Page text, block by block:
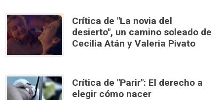
Crítica de "La novia del
desierto", un camino soleado de
Cecilia Atán y Valeria Pivato
Crítica de "Parir": El derecho a
elegir cómo nacer